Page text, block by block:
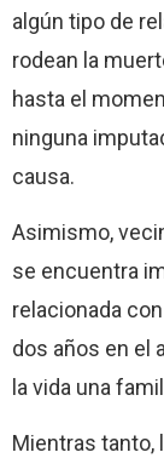
algún tipo de
rodean la
hasta el
ninguna
causa.
Asimismo,
se encuentra
relacionada
dos años en el
la vida una
Mientras tanto,